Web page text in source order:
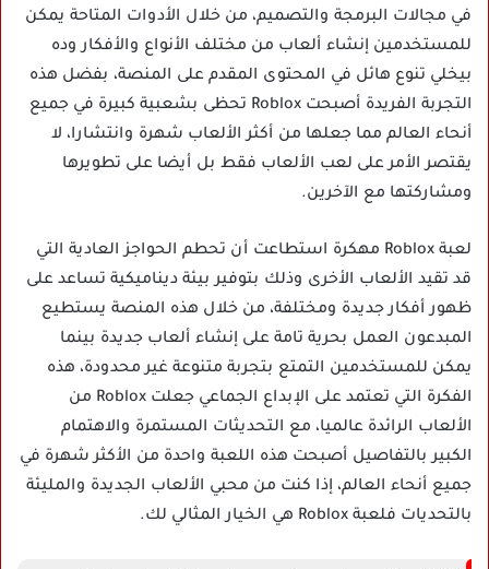
في مجالات البرمجة والتصميم، من خلال الأدوات المتاحة يمكن
للمستخدمين إنشاء ألعاب من مختلف الأنواع والأفكار وده
بيخلي تنوع هائل في المحتوى المقدم على المنصة، بفضل هذه
التجربة الفريدة أصبحت Roblox تحظى بشعبية كبيرة في جميع
أنحاء العالم مما جعلها من أكثر الألعاب شهرة وانتشارا، لا
يقتصر الأمر على لعب الألعاب فقط بل أيضا على تطويرها
ومشاركتها مع الآخرين.
لعبة Roblox مهكرة استطاعت أن تحطم الحواجز العادية التي
قد تقيد الألعاب الأخرى وذلك بتوفير بيئة ديناميكية تساعد على
ظهور أفكار جديدة ومختلفة، من خلال هذه المنصة يستطيع
المبدعون العمل بحرية تامة على إنشاء ألعاب جديدة بينما
يمكن للمستخدمين التمتع بتجربة متنوعة غير محدودة، هذه
الفكرة التي تعتمد على الإبداع الجماعي جعلت Roblox من
الألعاب الرائدة عالميا، مع التحديثات المستمرة والاهتمام
الكبير بالتفاصيل أصبحت هذه اللعبة واحدة من الأكثر شهرة في
جميع أنحاء العالم، إذا كنت من محبي الألعاب الجديدة والمليئة
بالتحديات فلعبة Roblox هي الخيار المثالي لك.